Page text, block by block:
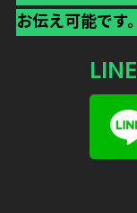
お伝え可能です。